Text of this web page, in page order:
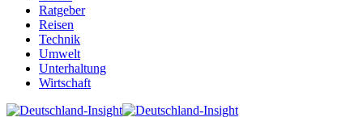
Ratgeber
Reisen
Technik
Umwelt
Unterhaltung
Wirtschaft